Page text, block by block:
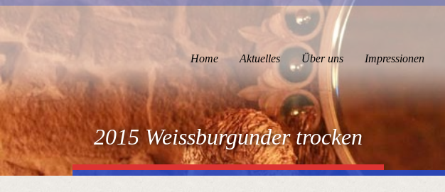
Home Aktuelles Über uns Impressionen
2015 Weissburgunder trocken